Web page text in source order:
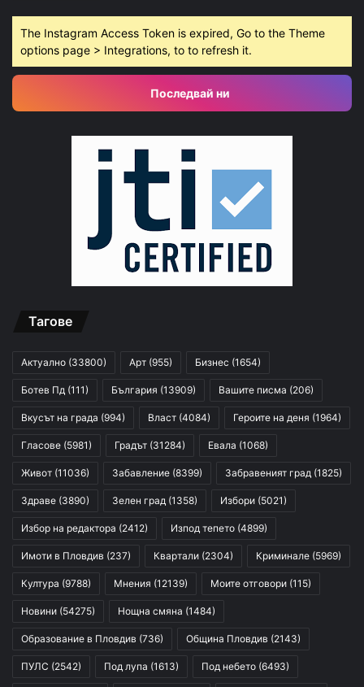
The Instagram Access Token is expired, Go to the Theme
options page > Integrations, to to refresh it.
Последвай ни
Тагове
Актуално (33800) Арт (955) Бизнес (1654)
Ботев Пд (111) България (13909) Вашите писма (206)
Вкусът на града (994) Власт (4084) Героите на деня (1964)
Гласове (5981) Градът (31284) Евала (1068)
Живот (11036) Забавление (8399) Забравеният град (1825)
Здраве (3890) Зелен град (1358) Избори (5021)
Избор на редактора (2412) Изпод тепето (4899)
Имоти в Пловдив (237) Квартали (2304) Криминале (5969)
Култура (9788) Мнения (12139) Моите отговори (115)
Новини (54275) Нощна смяна (1484)
Образование в Пловдив (736) Община Пловдив (2143)
ПУЛС (2542) Под лупа (1613) Под небето (6493)